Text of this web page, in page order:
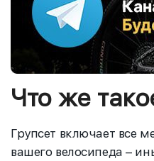
Что же
Групсет включает все
вашего велосипеда –